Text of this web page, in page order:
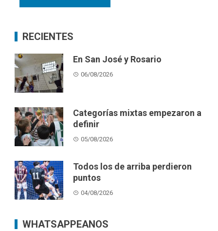
RECIENTES
En San José y Rosario
06/08/2026
Categorías mixtas empezaron a
definir
05/08/2026
Todos los de arriba perdieron
puntos
04/08/2026
WHATSAPPEANOS